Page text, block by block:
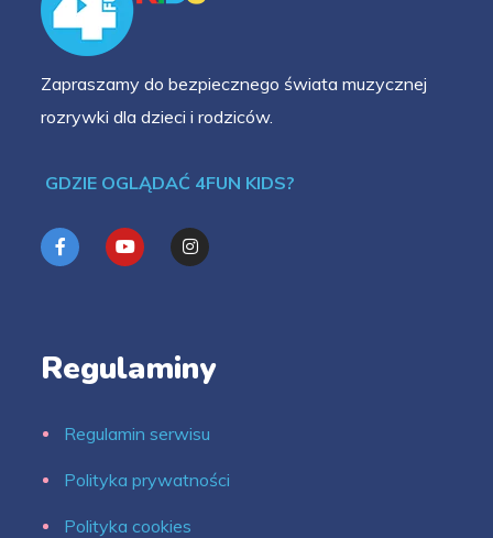
Zapraszamy do bezpiecznego świata muzycznej
rozrywki dla dzieci i rodziców.
GDZIE OGLĄDAĆ 4FUN KIDS?
Regulaminy
Regulamin serwisu
Polityka prywatności
Polityka cookies